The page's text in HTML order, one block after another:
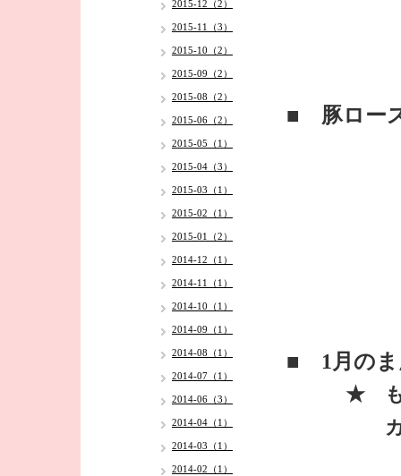
■ 豚ロー
■ 1月のま
★ もち天
カレ
2015-12（2）
2015-11（3）
2015-10（2）
2015-09（2）
2015-08（2）
2015-06（2）
2015-05（1）
2015-04（3）
2015-03（1）
2015-02（1）
2015-01（2）
2014-12（1）
2014-11（1）
2014-10（1）
2014-09（1）
2014-08（1）
2014-07（1）
2014-06（3）
2014-04（1）
2014-03（1）
2014-02（1）